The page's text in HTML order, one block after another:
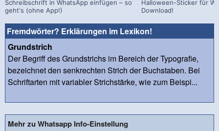
Schreibschrift in WhatsApp einfügen – so
geht's (ohne App!)
Halloween-Sticker für
Download!
Fremdwörter? Erklärungen im Lexikon!
Grundstrich
Der Begriff des Grundstrichs im Bereich der Typografie,
bezeichnet den senkrechten Strich der Buchstaben. Bei
Schriftarten mit variabler Strichstärke, wie zum Beispi...
Mehr zu Whatsapp Info-Einstellung